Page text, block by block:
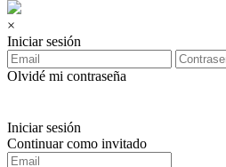
×
Iniciar sesión
Olvidé mi contraseña
Iniciar sesión
Continuar como invitado